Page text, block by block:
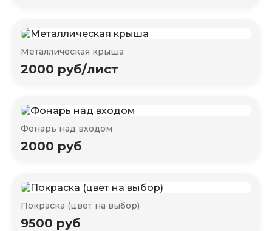
Металлическая крыша
2000 руб/лист
Фонарь над входом
2000 руб
Покраска (цвет на выбор)
9500 руб